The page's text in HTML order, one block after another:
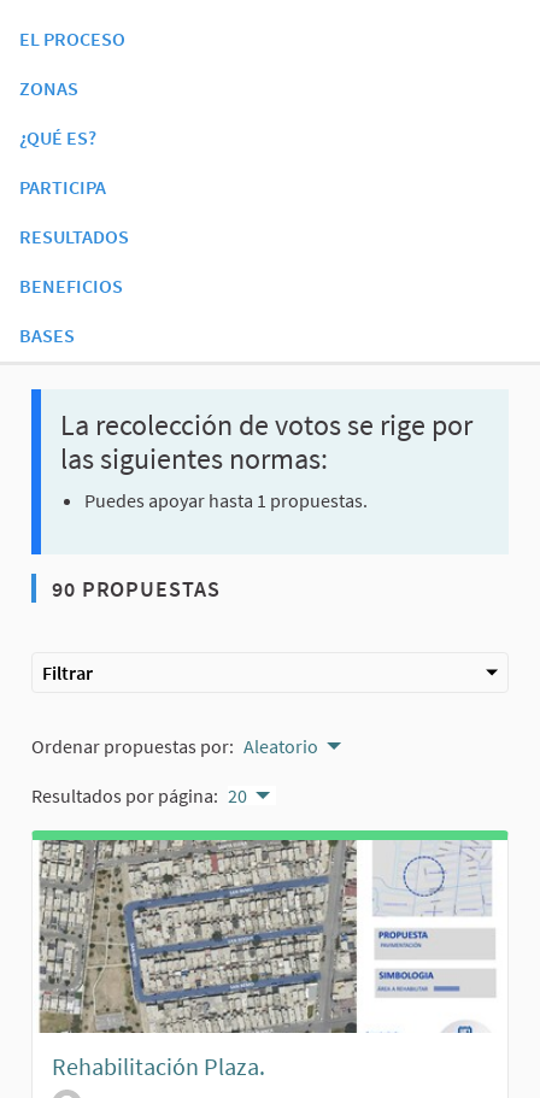
EL PROCESO
ZONAS
¿QUÉ ES?
PARTICIPA
RESULTADOS
BENEFICIOS
BASES
La recolección de votos se rige por
las siguientes normas:
Puedes apoyar hasta 1 propuestas.
90 PROPUESTAS
Filtrar
Ordenar propuestas por: Aleatorio
Resultados por página: 20
Rehabilitación Plaza.